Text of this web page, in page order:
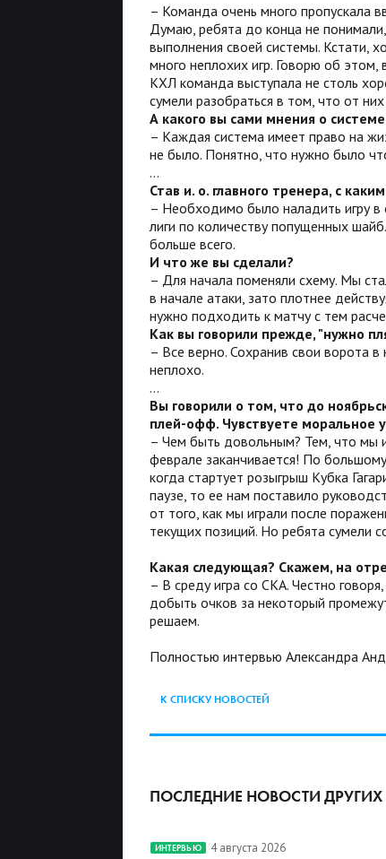
– Команда очень много пропускала
Думаю, ребята до конца не
выполнения своей системы. Кстати,
много неплохих игр. Говорю об
КХЛ команда выступала не столь
сумели разобраться в том, что от
А какого вы сами мнения о
– Каждая система имеет право на
не было. Понятно, что нужно было
...
Став и. о. главного тренера, с
– Необходимо было наладить игру
лиги по количеству попущенных
больше всего.
И что же вы сделали?
– Для начала поменяли схему. Мы
в начале атаки, зато плотнее
нужно подходить к матчу с тем
Как вы говорили прежде, "нужно
– Все верно. Сохранив свои ворота
неплохо.
...
Вы говорили о том, что до
плей-офф. Чувствуете моральное
– Чем быть довольным? Тем, что мы
феврале заканчивается! По
когда стартует розыгрыш Кубка
паузе, то ее нам поставило
от того, как мы играли после
текущих позиций. Но ребята сумели
Какая следующая? Скажем, на
– В среду игра со СКА. Честно
добыть очков за некоторый
решаем.
Полностью интервью Александра
К СПИСКУ НОВОСТЕЙ
ПОСЛЕДНИЕ НОВОСТИ ДРУГИХ
ИНТЕРВЬЮ 4 августа 2026